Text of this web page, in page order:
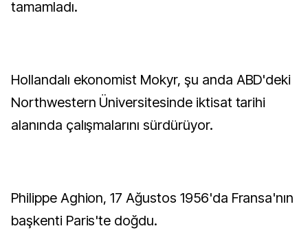
tamamladı.
Hollandalı ekonomist Mokyr, şu anda ABD'deki
Northwestern Üniversitesinde iktisat tarihi
alanında çalışmalarını sürdürüyor.
Philippe Aghion, 17 Ağustos 1956'da Fransa'nın
başkenti Paris'te doğdu.